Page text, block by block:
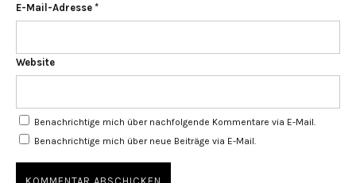
E-Mail-Adresse *
Website
Benachrichtige mich über nachfolgende Kommentare via E-Mail.
Benachrichtige mich über neue Beiträge via E-Mail.